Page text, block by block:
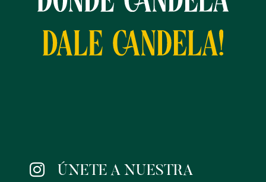

ÚNETE A NUESTRA